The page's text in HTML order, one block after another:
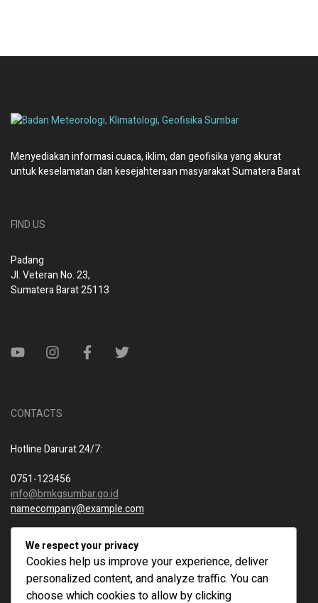
Menyediakan informasi cuaca, iklim, dan geofisika yang akurat
untuk keselamatan dan kesejahteraan masyarakat Sumatera Barat
FIND US
Padang
Jl. Veteran No. 23,
Sumatera Barat 25113
CONTACTS
Hotline Darurat 24/7:
0751-123456
info@bmkgsumbar.go.id
namecompany@example.com
Telepon Kantor:
0751-987654
info@bmkgsumbar.go.id
We respect your privacy
Cookies help us improve your experience, deliver
personalized content, and analyze traffic. You can
choose which cookies to allow by clicking